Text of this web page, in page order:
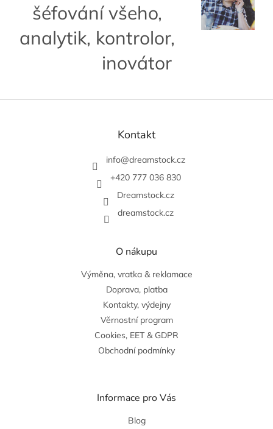
šéfování všeho,
analytik, kontrolor,
inovátor
Z
Kontakt
info@dreamstock.cz
+420 777 036 830
Dreamstock.cz
dreamstock.cz
O nákupu
Výměna, vratka & reklamace
Doprava, platba
Kontakty, výdejny
Věrnostní program
Cookies, EET & GDPR
Obchodní podmínky
Informace pro Vás
Blog